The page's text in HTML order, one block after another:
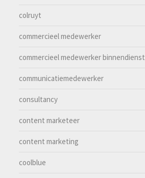
colruyt
commercieel medewerker
commercieel medewerker binnendienst
communicatiemedewerker
consultancy
content marketeer
content marketing
coolblue